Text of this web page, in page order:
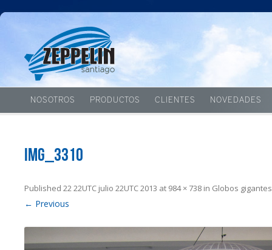
NOSOTROS PRODUCTOS CLIENTES NOVEDADES
IMG_3310
Published 22 22UTC julio 22UTC 2013 at 984 × 738 in Globos
← Previous